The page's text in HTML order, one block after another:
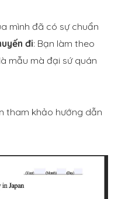
mình đã có sự chuẩn
đi: Bạn làm theo
mẫu mà đại sứ quán
tham khảo hướng dẫn